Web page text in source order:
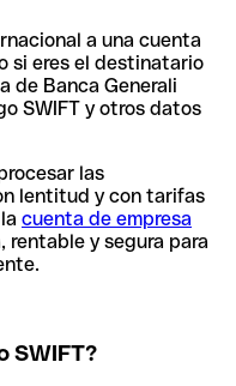
a una cuenta
si eres el destinatario
de Banca Generali
SWIFT y otros datos
las
lentitud y con tarifas
cuenta de empresa
rentable y segura para
SWIFT?